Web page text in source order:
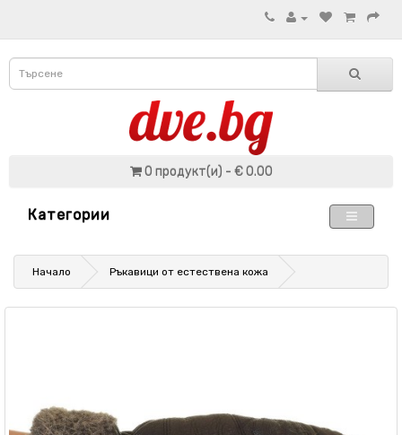
0 продукт(и) - € 0.00
Категории
Начало Ръкавици от естествена кожа